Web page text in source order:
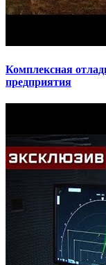
Комплексная
предприятия